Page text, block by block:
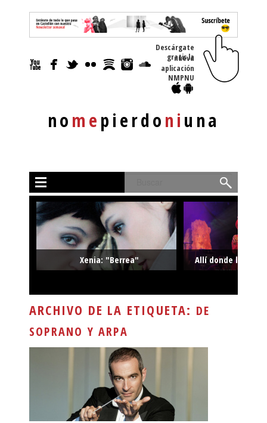
nomepierdoniuna
Descárgate
gratis la nueva
aplicación
NMPNU
Xenia: "Berrea" Allí donde la
ARCHIVO DE LA ETIQUETA: DE
SOPRANO Y ARPA